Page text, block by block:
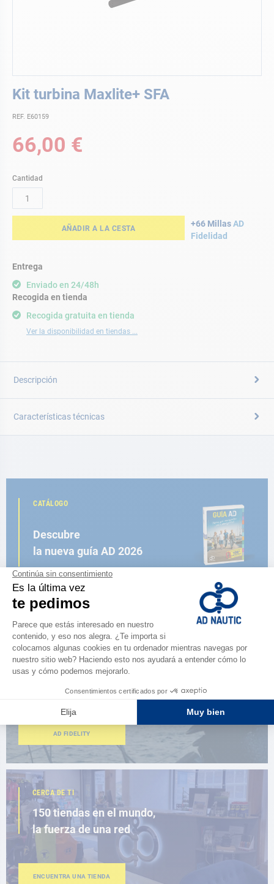
Kit turbina Maxlite+ SFA
REF. E60159
66,00 €
Cantidad
AÑADIR A LA CESTA +66 MillasAD
Fidelidad
Entrega
Enviado en 24/48h
Recogida gratuita en tienda
Ver la disponibilidad en tiendas ...
Recogida en tienda
al
de
galería
de
Descripción
Características técnicas
CATÁLOGO
Descubre
la nueva guía AD 2026
NAVEGAR POR EL CATÁLOGO
ESPACIO FIDELIDAD
¿Eres apasionado?
Benefíciate de ventajas exclusivas
AD FIDELITY
CERCA DE TI
150 tiendas en el mundo,
la fuerza de una red
ENCUENTRA UNA TIENDA